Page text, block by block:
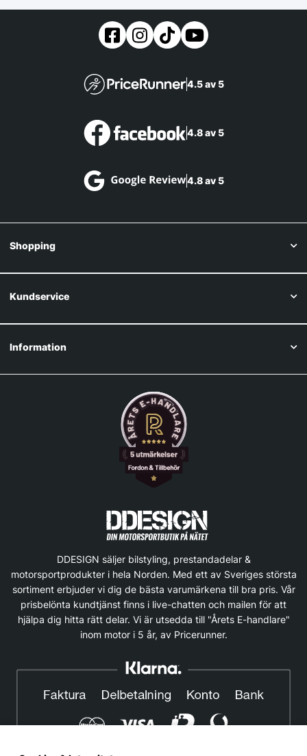
4.5 av 5
4.8 av 5
4.8 av 5
Shopping
Kundservice
Information
DDESIGN säljer bilstyling, prestandadelar &
motorsportprodukter i hela Norden. Med ett av Sveriges största
sortiment erbjuder vi dig de bästa varumärkena till bra pris. Vår
prisbelönta kundtjänst finns i live-chatten och mailen för att
hjälpa dig hitta rätt delar. Vi är utsedda till "Årets E-handlare"
inom motor i 5 år, av Pricerunner.